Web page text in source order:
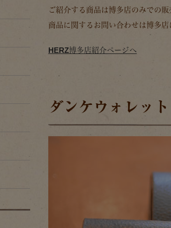
ご紹介する商品は博多店のみでの販
商品に関するお問い合わせは博多店
HERZ博多店紹介ページへ
ダンケウォレット